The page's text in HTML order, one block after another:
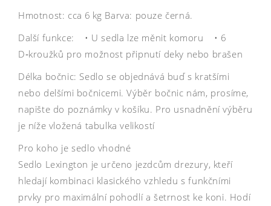
Hmotnost: cca 6 kg Barva: pouze černá.
Další funkce: • U sedla lze měnit komoru • 6
D‑kroužků pro možnost připnutí deky nebo brašen
Délka bočnic: Sedlo se objednává buď s kratšími
nebo delšími bočnicemi. Výběr bočnic nám, prosíme,
napište do poznámky v košíku. Pro usnadnění výběru
je níže vložená tabulka velikostí
Pro koho je sedlo vhodné
Sedlo Lexington je určeno jezdcům drezury, kteří
hledají kombinaci klasického vzhledu s funkčními
prvky pro maximální pohodlí a šetrnost ke koni. Hodí